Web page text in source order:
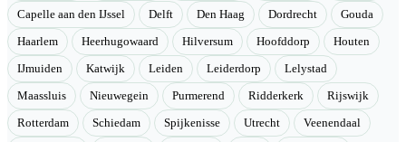
Capelle aan den IJssel Delft Den Haag Dordrecht Gouda
Haarlem Heerhugowaard Hilversum Hoofddorp Houten
IJmuiden Katwijk Leiden Leiderdorp Lelystad
Maassluis Nieuwegein Purmerend Ridderkerk Rijswijk
Rotterdam Schiedam Spijkenisse Utrecht Veenendaal